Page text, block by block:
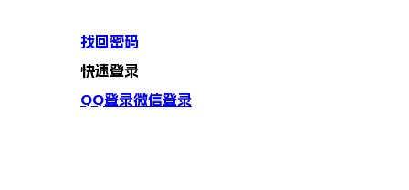
找回密码
快速登录
QQ登录微信登录